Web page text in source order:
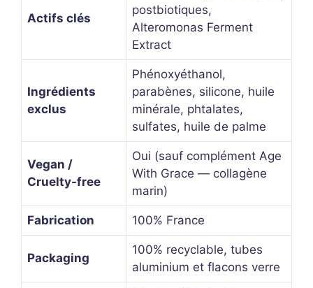
Actifs clés
postbiotiques,
Alteromonas Ferment
Extract
Ingrédients
exclus
Phénoxyéthanol,
parabènes, silicone, huile
minérale, phtalates,
sulfates, huile de palme
Vegan /
Cruelty-free
Oui (sauf complément Age
With Grace — collagène
marin)
Fabrication 100% France
Packaging
100% recyclable, tubes
aluminium et flacons verre